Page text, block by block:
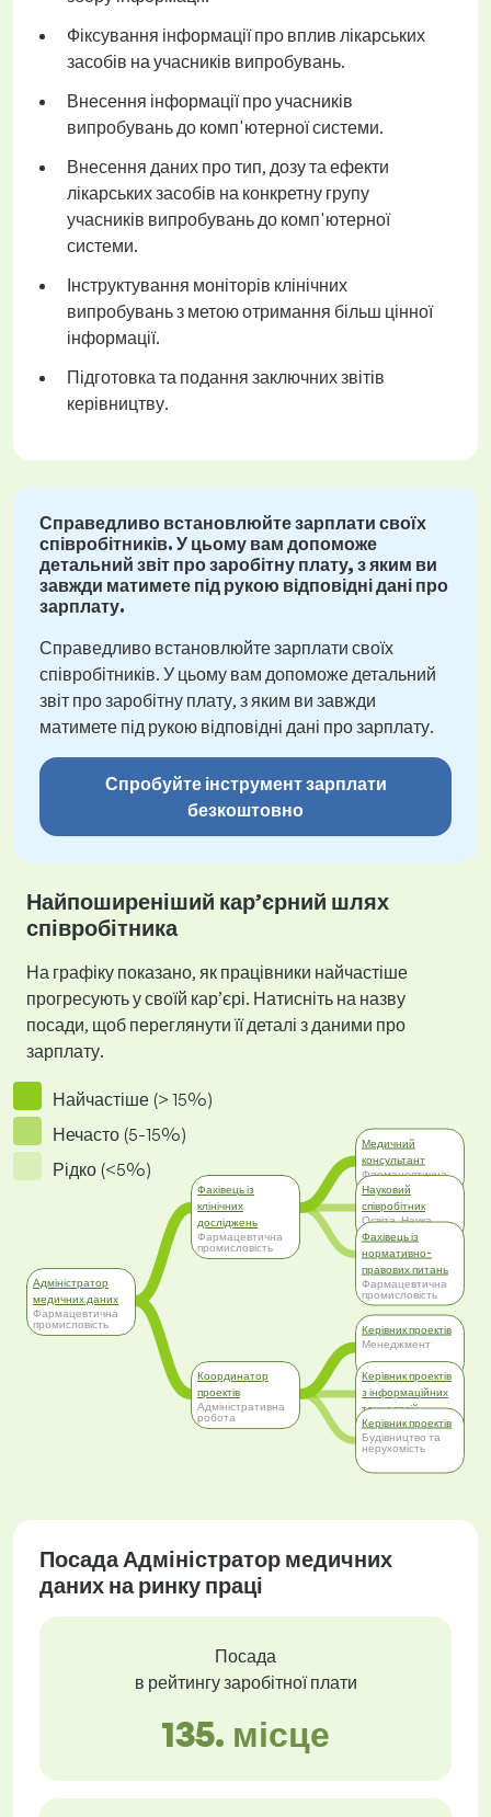
Фіксування інформації про вплив лікарських
засобів на учасників випробувань.
Внесення інформації про учасників
випробувань до комп'ютерної системи.
Внесення даних про тип, дозу та ефекти
лікарських засобів на конкретну групу
учасників випробувань до комп'ютерної
системи.
Інструктування моніторів клінічних
випробувань з метою отримання більш цінної
інформації.
Підготовка та подання заключних звітів
керівництву.
Справедливо встановлюйте зарплати своїх
співробітників. У цьому вам допоможе
детальний звіт про заробітну плату, з яким ви
завжди матимете під рукою відповідні дані про
зарплату.
Справедливо встановлюйте зарплати своїх
співробітників. У цьому вам допоможе детальний
звіт про заробітну плату, з яким ви завжди
матимете під рукою відповідні дані про зарплату.
Спробуйте інструмент зарплати
безкоштовно
Найпоширеніший кар’єрний шлях
співробітника
На графіку показано, як працівники найчастіше
прогресують у своїй кар’єрі. Натисніть на назву
посади, щоб переглянути її деталі з даними про
зарплату.
Найчастіше (> 15%)
Нечасто (5-15%)
Рідко (<5%)
Адміністратор
медичних даних
Фармацевтична
промисловість
Фахівець із
клінічних
досліджень
Фармацевтична
промисловість
Координатор
проектів
Адміністративна
робота
Медичний
консультант
Фармацевтична
промисловість
Науковий
співробітник
Освіта, Наука,
Дослідження
Фахівець із
нормативно-
правових питань
Фармацевтична
промисловість
Керівник проектів
Менеджмент
Керівник проектів
з інформаційних
технологій
Інформаційні
технології (IT)
Керівник проектів
Будівництво та
нерухомість
Посада Адміністратор медичних
даних на ринку праці
Посада
в рейтингу заробітної плати
135. місце